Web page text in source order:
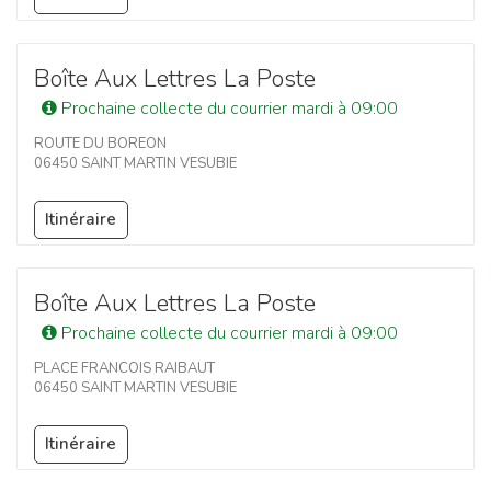
Boîte Aux Lettres La Poste
Prochaine collecte du courrier mardi à 09:00
ROUTE DU BOREON
06450 SAINT MARTIN VESUBIE
Itinéraire
Boîte Aux Lettres La Poste
Prochaine collecte du courrier mardi à 09:00
PLACE FRANCOIS RAIBAUT
06450 SAINT MARTIN VESUBIE
Itinéraire